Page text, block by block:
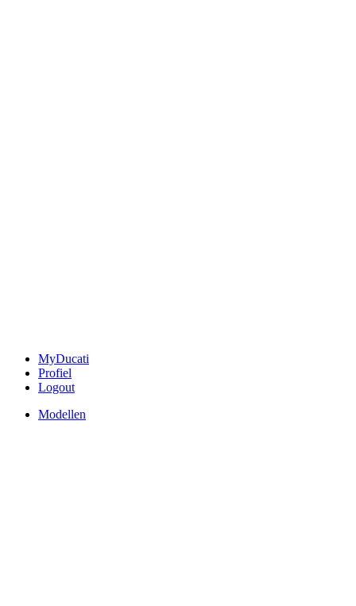
MyDucati
Profiel
Logout
Modellen